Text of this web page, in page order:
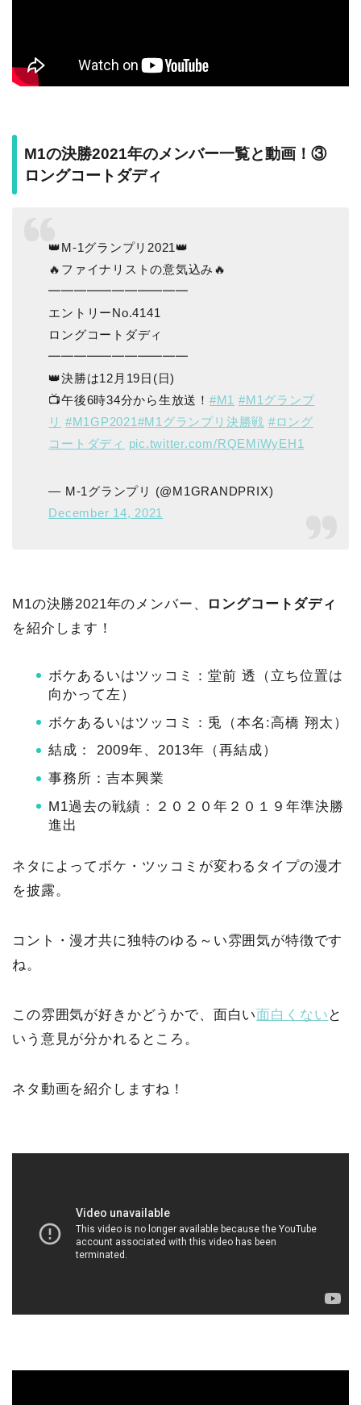
M1の決勝2021年のメンバー一覧と動画！③
ロングコートダディ
👑M-1グランプリ2021👑
🔥ファイナリストの意気込み🔥
━━━━━━━━━━━
エントリーNo.4141
ロングコートダディ
━━━━━━━━━━━
👑決勝は12月19日(日)
📺午後6時34分から生放送！ #M1 #M1グランプ
リ #M1GP2021#M1グランプリ決勝戦 #ロング
コートダディ pic.twitter.com/RQEMiWyEH1
— M-1グランプリ (@M1GRANDPRIX)
December 14, 2021
M1の決勝2021年のメンバー、
ロングコートダディ
を紹介します！
ボケあるいはツッコミ：堂前 透（立ち位置は
向かって左）
ボケあるいはツッコミ：兎（本名:高橋 翔太）
結成： 2009年、2013年（再結成）
事務所：吉本興業
M1過去の戦績：２０２０年２０１９年準決勝
進出
ネタによってボケ・ツッコミが変わるタイプの漫才
を披露。
コント・漫才共に独特のゆる～い雰囲気が特徴です
ね。
この雰囲気が好きかどうかで、面白い面白くない と
いう意見が分かれるところ。
ネタ動画を紹介しますね！